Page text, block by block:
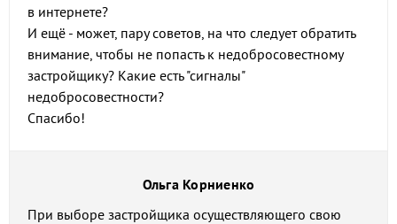
в интернете?
И ещё - может, пару советов, на что следует обратить
внимание, чтобы не попасть к недобросовестному
застройщику? Какие есть "сигналы"
недобросовестности?
Спасибо!
Ольга Корниенко
При выборе застройщика осуществляющего свою